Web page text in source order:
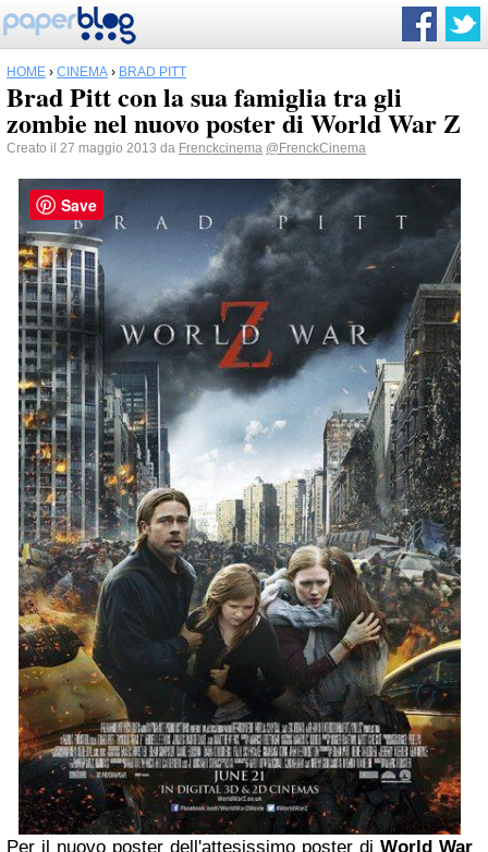
HOME › CINEMA › BRAD PITT
Brad Pitt con la sua famiglia tra gli
zombie nel nuovo poster di World War Z
Creato il 27 maggio 2013 da Frenckcinema @FrenckCinema
Per il nuovo poster dell'attesissimo poster di World War
Save